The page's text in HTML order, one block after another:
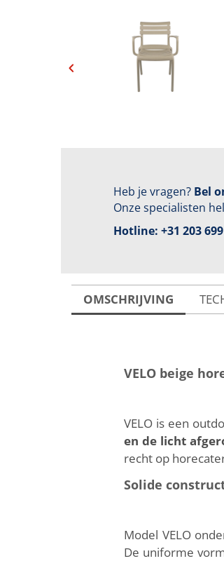
Heb je vragen? Bel
Onze specialisten
Hotline: +31 203
OMSCHRIJVING
VELO beige
VELO is een
en de licht
recht op
Solide
Model VELO
De uniforme